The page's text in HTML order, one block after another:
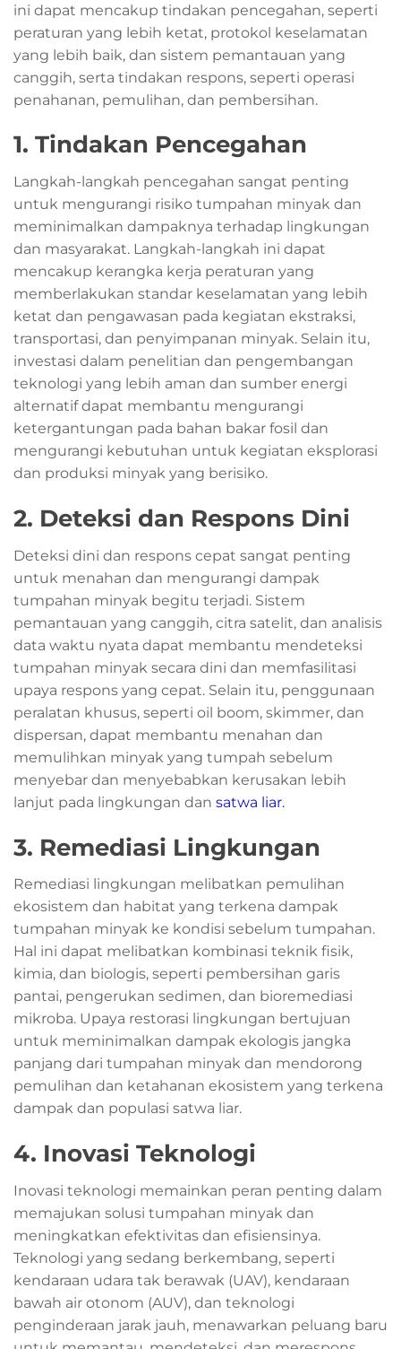
ini dapat mencakup tindakan pencegahan, seperti
peraturan yang lebih ketat, protokol keselamatan
yang lebih baik, dan sistem pemantauan yang
canggih, serta tindakan respons, seperti operasi
penahanan, pemulihan, dan pembersihan.
1. Tindakan Pencegahan
Langkah-langkah pencegahan sangat penting
untuk mengurangi risiko tumpahan minyak dan
meminimalkan dampaknya terhadap lingkungan
dan masyarakat. Langkah-langkah ini dapat
mencakup kerangka kerja peraturan yang
memberlakukan standar keselamatan yang lebih
ketat dan pengawasan pada kegiatan ekstraksi,
transportasi, dan penyimpanan minyak. Selain itu,
investasi dalam penelitian dan pengembangan
teknologi yang lebih aman dan sumber energi
alternatif dapat membantu mengurangi
ketergantungan pada bahan bakar fosil dan
mengurangi kebutuhan untuk kegiatan eksplorasi
dan produksi minyak yang berisiko.
2. Deteksi dan Respons Dini
Deteksi dini dan respons cepat sangat penting
untuk menahan dan mengurangi dampak
tumpahan minyak begitu terjadi. Sistem
pemantauan yang canggih, citra satelit, dan analisis
data waktu nyata dapat membantu mendeteksi
tumpahan minyak secara dini dan memfasilitasi
upaya respons yang cepat. Selain itu, penggunaan
peralatan khusus, seperti oil boom, skimmer, dan
dispersan, dapat membantu menahan dan
memulihkan minyak yang tumpah sebelum
menyebar dan menyebabkan kerusakan lebih
lanjut pada lingkungan dan satwa liar.
3. Remediasi Lingkungan
Remediasi lingkungan melibatkan pemulihan
ekosistem dan habitat yang terkena dampak
tumpahan minyak ke kondisi sebelum tumpahan.
Hal ini dapat melibatkan kombinasi teknik fisik,
kimia, dan biologis, seperti pembersihan garis
pantai, pengerukan sedimen, dan bioremediasi
mikroba. Upaya restorasi lingkungan bertujuan
untuk meminimalkan dampak ekologis jangka
panjang dari tumpahan minyak dan mendorong
pemulihan dan ketahanan ekosistem yang terkena
dampak dan populasi satwa liar.
4. Inovasi Teknologi
Inovasi teknologi memainkan peran penting dalam
memajukan solusi tumpahan minyak dan
meningkatkan efektivitas dan efisiensinya.
Teknologi yang sedang berkembang, seperti
kendaraan udara tak berawak (UAV), kendaraan
bawah air otonom (AUV), dan teknologi
penginderaan jarak jauh, menawarkan peluang baru